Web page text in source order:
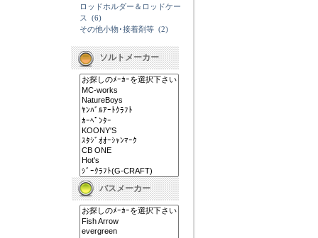
ロッドホルダー＆ロッドケー
ス
(6)
その他小物･接着剤等 (2)
ソルトメーカー
バスメーカー